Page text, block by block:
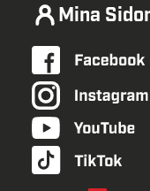
Mina